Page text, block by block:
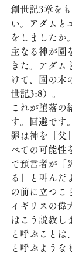
創世記3章を
い。アダムと
をしましたか
主なる神が園
きた。アダム
けて、園の木
世記3:8）。
これが堕落の
す。回避です
罪は神を「父
べての可能性
で預言者が「
る」と叫んだ
の前に立つこ
イギリスの偉
はこう説教し
と呼ぶことは
と呼ぶような